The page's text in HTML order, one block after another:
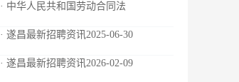
· 中华人民共和国劳动合同法
· 遂昌最新招聘资讯2025-06-30
· 遂昌最新招聘资讯2026-02-09